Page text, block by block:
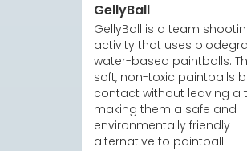
GellyBall
GellyBall is a team
activity that uses
water-based paintballs.
soft, non-toxic paintballs
contact without leaving a
making them a safe and
environmentally friendly
alternative to paintball.